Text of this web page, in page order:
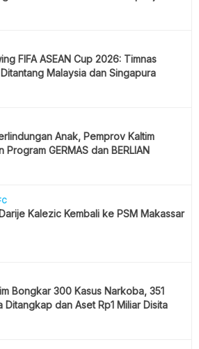
FIFA ASEAN Cup 2026: Timnas
Malaysia dan Singapura
Anak, Pemprov Kaltim
Program GERMAS dan BERLIAN
Kalezic Kembali ke PSM Makassar
Bongkar 300 Kasus Narkoba, 351
Ditangkap dan Aset Rp1 Miliar Disita